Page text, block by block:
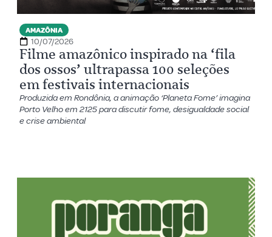
AMAZÔNIA
10/07/2026
Filme amazônico inspirado na ‘fila
dos ossos’ ultrapassa 100 seleções
em festivais internacionais
Produzida em Rondônia, a animação ‘Planeta Fome’ imagina
Porto Velho em 2125 para discutir fome, desigualdade social
e crise ambiental